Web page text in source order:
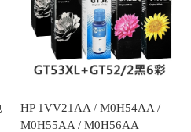
HP 1VV21AA / M0H54AA /
M0H55AA / M0H56AA